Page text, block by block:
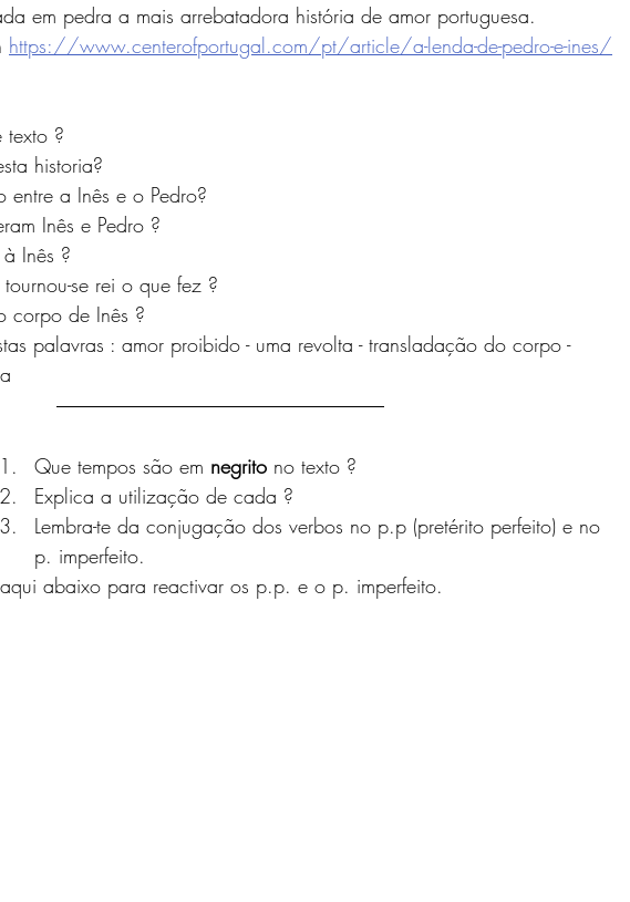
em pedra a mais arrebatadora história de amor portuguesa.
https://www.centerofportugal.com/pt/article/a-lenda-de-pedro-e-ines/
texto ?
historia?
a Inês e o Pedro?
Inês e Pedro ?
Inês ?
se rei o que fez ?
corpo de Inês ?
palavras : amor proibido - uma revolta - transladação do corpo -
Que tempos são em negrito no texto ?
Explica a utilização de cada ?
Lembra-te da conjugação dos verbos no p.p (pretérito perfeito) e no
p. imperfeito.
abaixo para reactivar os p.p. e o p. imperfeito.